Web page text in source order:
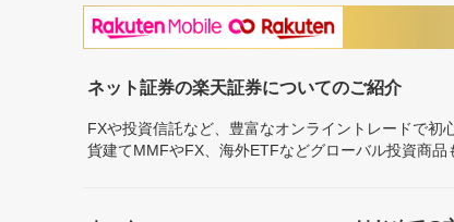
ネット証券の楽天証券についてのご紹介
FXや投資信託など、豊富なオンライントレードで
貨建てMMFやFX、海外ETFなどグローバル投資商品